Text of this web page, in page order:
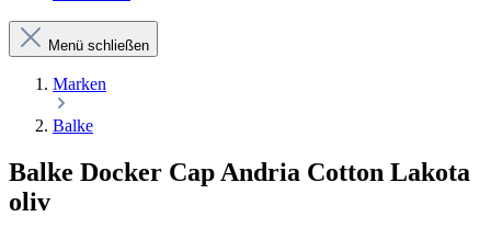
Menü schließen
Marken
Balke
Balke Docker Cap Andria Cotton Lakota
oliv